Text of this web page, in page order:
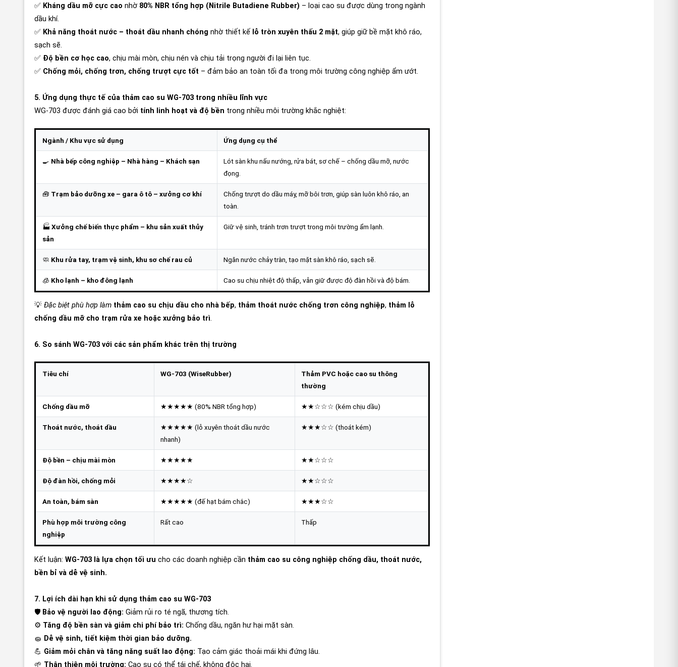
✅ Kháng dầu mỡ cực cao nhờ 80% NBR tổng hợp (Nitrile Butadiene Rubber) – loại cao su được dùng trong ngành
dầu khí.
✅ Khả năng thoát nước – thoát dầu nhanh chóng nhờ thiết kế lỗ tròn xuyên thấu 2 mặt, giúp giữ bề mặt khô ráo,
sạch sẽ.
✅ Độ bền cơ học cao, chịu mài mòn, chịu nén và chịu tải trọng người đi lại liên tục.
✅ Chống mỏi, chống trơn, chống trượt cực tốt – đảm bảo an toàn tối đa trong môi trường công nghiệp ẩm ướt.
5. Ứng dụng thực tế của thảm cao su WG-703 trong nhiều lĩnh vực
WG-703 được đánh giá cao bởi tính linh hoạt và độ bền trong nhiều môi trường khắc nghiệt:
Ngành / Khu vực sử dụng Ứng dụng cụ thể
🍳 Nhà bếp công nghiệp – Nhà hàng – Khách sạn
Lót sàn khu nấu nướng, rửa bát, sơ chế – chống dầu mỡ, nước
đọng.
🧰 Trạm bảo dưỡng xe – gara ô tô – xưởng cơ khí
Chống trượt do dầu máy, mỡ bôi trơn, giúp sàn luôn khô ráo, an
toàn.
🏭 Xưởng chế biến thực phẩm – khu sản xuất thủy
sản
Giữ vệ sinh, tránh trơn trượt trong môi trường ẩm lạnh.
🧼 Khu rửa tay, trạm vệ sinh, khu sơ chế rau củ Ngăn nước chảy tràn, tạo mặt sàn khô ráo, sạch sẽ.
🧊 Kho lạnh – kho đông lạnh Cao su chịu nhiệt độ thấp, vẫn giữ được độ đàn hồi và độ bám.
💡 Đặc biệt phù hợp làm thảm cao su chịu dầu cho nhà bếp, thảm thoát nước chống trơn công nghiệp, thảm lỗ
chống dầu mỡ cho trạm rửa xe hoặc xưởng bảo trì.
6. So sánh WG-703 với các sản phẩm khác trên thị trường
Tiêu chí WG-703 (WiseRubber)
Thảm PVC hoặc cao su thông
thường
Chống dầu mỡ ★★★★★ (80% NBR tổng hợp) ★★☆☆☆ (kém chịu dầu)
Thoát nước, thoát dầu
★★★★★ (lỗ xuyên thoát dầu nước
nhanh)
★★★☆☆ (thoát kém)
Độ bền – chịu mài mòn ★★★★★ ★★☆☆☆
Độ đàn hồi, chống mỏi ★★★★☆ ★★☆☆☆
An toàn, bám sàn ★★★★★ (đế hạt bám chắc) ★★★☆☆
Phù hợp môi trường công
nghiệp
Rất cao Thấp
Kết luận: WG-703 là lựa chọn tối ưu cho các doanh nghiệp cần thảm cao su công nghiệp chống dầu, thoát nước,
bền bỉ và dễ vệ sinh.
7. Lợi ích dài hạn khi sử dụng thảm cao su WG-703
🛡️ Bảo vệ người lao động: Giảm rủi ro té ngã, thương tích.
⚙️ Tăng độ bền sàn và giảm chi phí bảo trì: Chống dầu, ngăn hư hại mặt sàn.
🧽 Dễ vệ sinh, tiết kiệm thời gian bảo dưỡng.
💪 Giảm mỏi chân và tăng năng suất lao động: Tạo cảm giác thoải mái khi đứng lâu.
🌱 Thân thiện môi trường: Cao su có thể tái chế, không độc hại.